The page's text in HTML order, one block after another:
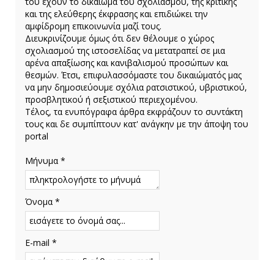
και της ελεύθερης έκφρασης και επιδιώκει την
αμφίδρομη επικοινωνία μαζί τους.
Διευκρινίζουμε όμως ότι δεν θέλουμε ο χώρος
σχολιασμού της ιστοσελίδας να μετατραπεί σε μια
αρένα απαξίωσης και κανιβαλισμού προσώπων και
θεσμών. Έτσι, επιφυλασσόμαστε του δικαιώματός μας
να μην δημοσιεύουμε σχόλια ρατσιστικού, υβριστικού,
προσβλητικού ή σεξιστικού περιεχομένου.
Τέλος, τα ενυπόγραφα άρθρα εκφράζουν το συντάκτη
τους και δε συμπίπτουν κατ' ανάγκην με την άποψη του
portal
Μήνυμα *
Όνομα *
E-mail *